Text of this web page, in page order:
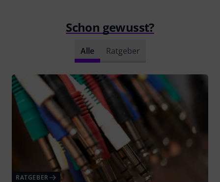
Schon gewusst?
Alle Ratgeber
RATGEBER